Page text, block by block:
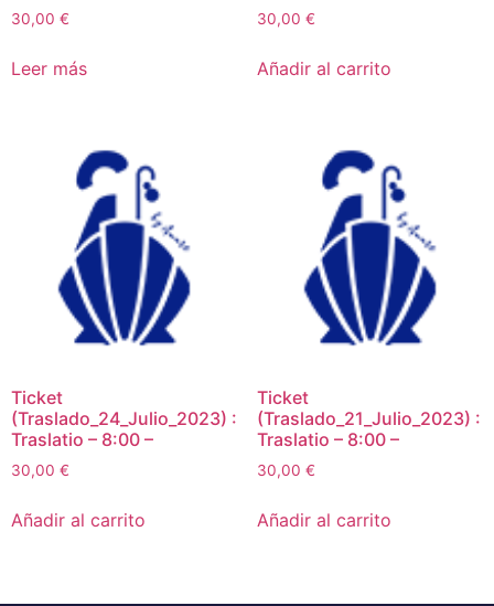
30,00 €
Leer más
30,00 €
Añadir al carrito
Ticket
(Traslado_24_Julio_2023) :
Traslatio – 8:00 –
30,00 €
Añadir al carrito
Ticket
(Traslado_21_Julio_2023) :
Traslatio – 8:00 –
30,00 €
Añadir al carrito